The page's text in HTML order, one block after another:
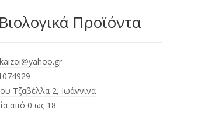
Προϊόντα
Τζαβέλλα 2, Ιωάννινα
από 0 ως 18